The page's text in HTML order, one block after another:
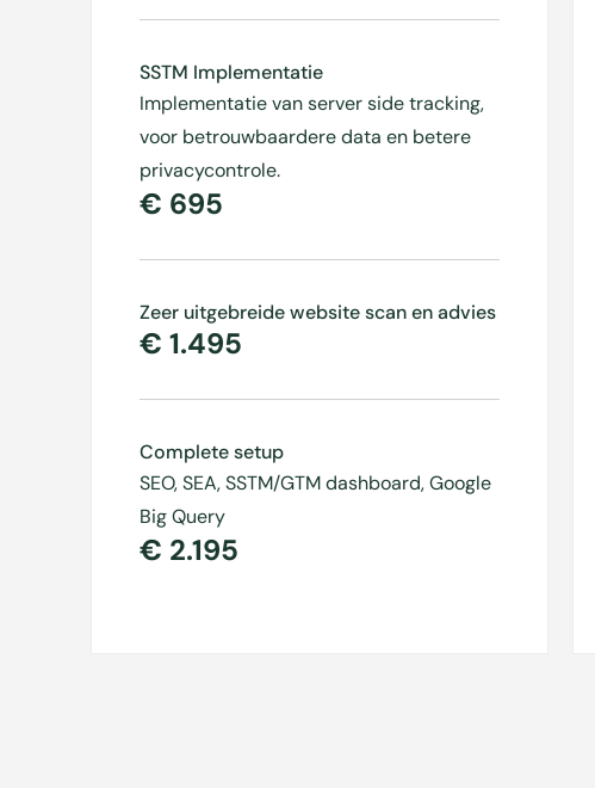
SSTM Implementatie
Implementatie van server side tracking,
voor betrouwbaardere data en betere
privacycontrole.
€ 695
Zeer uitgebreide website scan en advies
€ 1.495
Complete setup
SEO, SEA, SSTM/GTM dashboard, Google
Big Query
€ 2.195